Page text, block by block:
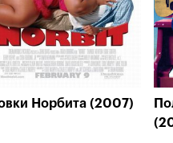
Норбита (2007)